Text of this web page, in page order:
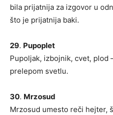
bila prijatnija za izgovor u
što je prijatnija baki.
29. Pupoplet
Pupoljak, izbojnik, cvet, plod
prelepom svetlu.
30. Mrzosud
Mrzosud umesto reči hejter,